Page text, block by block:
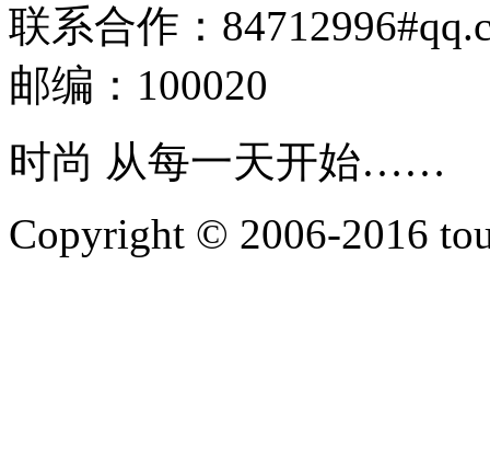
联系合作：
邮编：100020
时尚 从每一天开始……
Copyright © 2006-2016